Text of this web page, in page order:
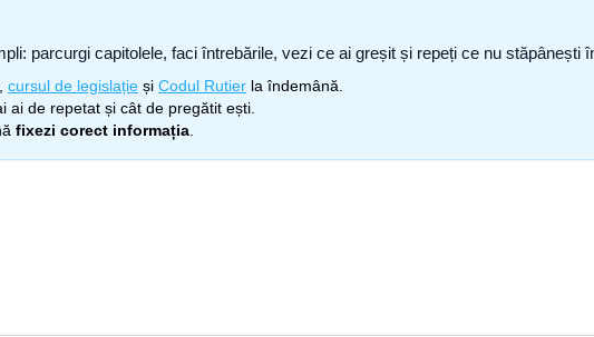
parcurgi capitolele, faci întrebările, vezi ce ai greșit și repeți ce nu
cursul de legislație și Codul Rutier la îndemână.
ai de repetat și cât de pregătit ești.
fixezi corect informația